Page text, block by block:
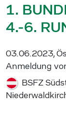
1.
4.-6.
03.06.2023,
Anmeldung
BSFZ